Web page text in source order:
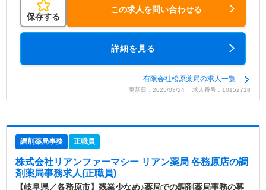
保存する
この求人を問い合わせる
詳細を見る
有限会社松原薬局の求人一覧
更新日：2025/03/24 求人番号：10152718
調剤薬局事務 正職員
株式会社リアンファーマシー リアン薬局 各務原店の調
剤薬局事務求人(正職員)
【岐阜県／各務原市】残業少なめ♪薬局での調剤薬局事務の募